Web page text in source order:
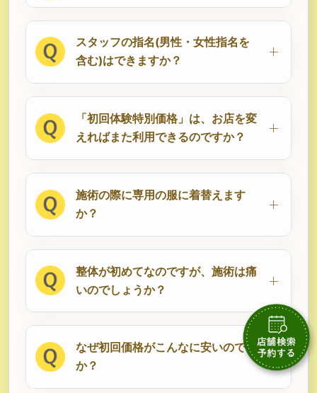
スタッフの指名(男性・女性指名を
含む)はできますか？
「初回体験特別価格」は、お店を変
えればまた利用できるのですか？
施術の際に専用の服に着替えます
か？
整体が初めてなのですが、施術は痛
いのでしょうか？
なぜ初回価格がこんなに安いのです
か？